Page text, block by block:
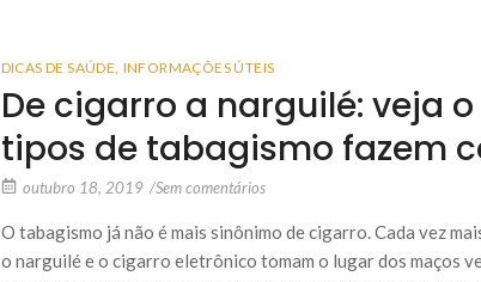
DICAS DE SAÚDE INFORMAÇÕES ÚTEIS
De cigarro a narguilé: veja
tipos de tabagismo fazem
outubro 18, 2019 /Sem comentários
O tabagismo já não é mais sinônimo de cigarro. Cada vez
o narguilé e o cigarro eletrônico tomam o lugar dos maços